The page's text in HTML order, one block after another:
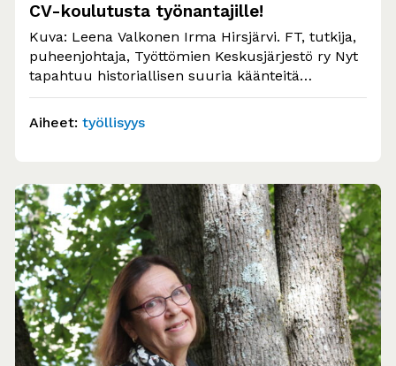
CV-koulutusta työnantajille!
Kuva: Leena Valkonen Irma Hirsjärvi. FT, tutkija,
puheenjohtaja, Työttömien Keskusjärjestö ry Nyt
tapahtuu historiallisen suuria käänteitä
työllisyydenhoidossa. Niiden takana on…
Aiheet: työllisyys